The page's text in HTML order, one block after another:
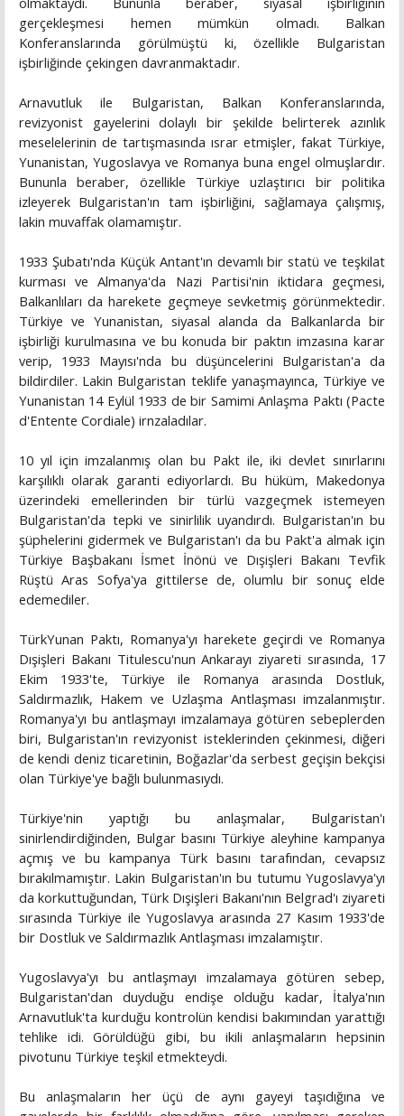
gerçekleşmesi hemen mümkün olmadı. Balkan
Konferanslarında görülmüştü ki, özellikle Bulgaristan
işbirliğinde çekingen davranmaktadır.
Arnavutluk ile Bulgaristan, Balkan Konferanslarında,
revizyonist gayelerini dolaylı bir şekilde belirterek azınlık
meselelerinin de tartışmasında ısrar etmişler, fakat Türkiye,
Yunanistan, Yugoslavya ve Romanya buna engel olmuşlardır.
Bununla beraber, özellikle Türkiye uzlaştırıcı bir politika
izleyerek Bulgaristan'ın tam işbirliğini, sağlamaya çalışmış,
lakin muvaffak olamamıştır.
1933 Şubatı'nda Küçük Antant'ın devamlı bir statü ve teşkilat
kurması ve Almanya'da Nazi Partisi'nin iktidara geçmesi,
Balkanlıları da harekete geçmeye sevketmiş görünmektedir.
Türkiye ve Yunanistan, siyasal alanda da Balkanlarda bir
işbirliği kurulmasına ve bu konuda bir paktın imzasına karar
verip, 1933 Mayısı'nda bu düşüncelerini Bulgaristan'a da
bildirdiler. Lakin Bulgaristan teklife yanaşmayınca, Türkiye ve
Yunanistan 14 Eylül 1933 de bir Samimi Anlaşma Paktı (Pacte
d'Entente Cordiale) irnzaladılar.
10 yıl için imzalanmış olan bu Pakt ile, iki devlet sınırlarını
karşılıklı olarak garanti ediyorlardı. Bu hüküm, Makedonya
üzerindeki emellerinden bir türlü vazgeçmek istemeyen
Bulgaristan'da tepki ve sinirlilik uyandırdı. Bulgaristan'ın bu
şüphelerini gidermek ve Bulgaristan'ı da bu Pakt'a almak için
Türkiye Başbakanı İsmet İnönü ve Dışişleri Bakanı Tevfik
Rüştü Aras Sofya'ya gittilerse de, olumlu bir sonuç elde
edemediler.
TürkYunan Paktı, Romanya'yı harekete geçirdi ve Romanya
Dışişleri Bakanı Titulescu'nun Ankarayı ziyareti sırasında, 17
Ekim 1933'te, Türkiye ile Romanya arasında Dostluk,
Saldırmazlık, Hakem ve Uzlaşma Antlaşması imzalanmıştır.
Romanya'yı bu antlaşmayı imzalamaya götüren sebeplerden
biri, Bulgaristan'ın revizyonist isteklerinden çekinmesi, diğeri
de kendi deniz ticaretinin, Boğazlar'da serbest geçişin bekçisi
olan Türkiye'ye bağlı bulunmasıydı.
Türkiye'nin yaptığı bu anlaşmalar, Bulgaristan'ı
sinirlendirdiğinden, Bulgar basını Türkiye aleyhine kampanya
açmış ve bu kampanya Türk basını tarafından, cevapsız
bırakılmamıştır. Lakin Bulgaristan'ın bu tutumu Yugoslavya'yı
da korkuttuğundan, Türk Dışişleri Bakanı'nın Belgrad'ı ziyareti
sırasında Türkiye ile Yugoslavya arasında 27 Kasım 1933'de
bir Dostluk ve Saldırmazlık Antlaşması imzalamıştır.
Yugoslavya'yı bu antlaşmayı imzalamaya götüren sebep,
Bulgaristan'dan duyduğu endişe olduğu kadar, İtalya'nın
Arnavutluk'ta kurduğu kontrolün kendisi bakımından yarattığı
tehlike idi. Görüldüğü gibi, bu ikili anlaşmaların hepsinin
pivotunu Türkiye teşkil etmekteydi.
Bu anlaşmaların her üçü de aynı gayeyi taşıdığına ve